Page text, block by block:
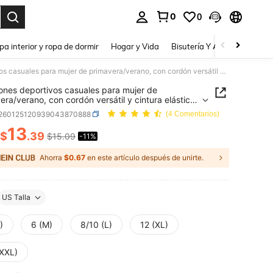
0 0
interior y ropa de dormir Hogar y Vida Bisutería Y Accesorios
Pantalones deportivos casuales para mujer de primavera/verano, con cordón versátil y cintura elástica, de secado rápido, elásticos y transpirables, adecuados para entrenamiento, fitness, uso diario, hogar, ocio y exterior en color negro
deportivos casuales para mujer de
verano, con cordón versátil y cintura elástica,
rápido, elásticos y transpirables, adecuados
fitness, uso diario, hogar, ocio y
en color negro
(4 Comentarios)
AND AVAILABILITY
$13.39 $15.09 -11%
Ahorra $0.67 en este artículo después de unirte.
US Talla
6 (M) 8/10 (L) 12 (XL)